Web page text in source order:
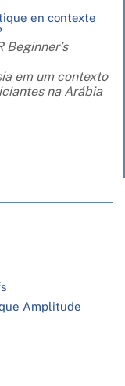
en contexte
em um contexto
na Arábia
Amplitude